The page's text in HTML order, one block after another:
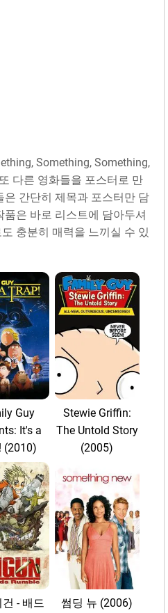
Something, Something,
다른 영화들을 포스터로 만
은 간단히 제목과 포스터만 담
은 바로 리스트에 담아두셔
충분히 매력을 느끼실 수 있
Guy
It's a
(2010)
Stewie Griffin:
The Untold Story
(2005)
- 배드
썸딩 뉴 (2006)